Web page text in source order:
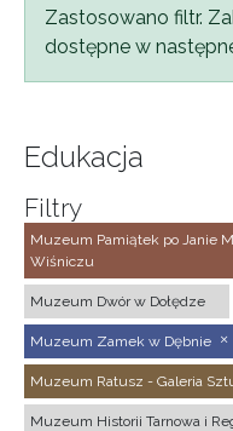
Komunikat
Zastosowano filtr.
dostępne w
Edukacja
Filtry
Muzeum Pamiątek po Janie
Wiśniczu
Muzeum Dwór w Dołędze
Muzeum Zamek w Dębnie
Muzeum Ratusz - Galeria
Muzeum Historii Tarnowa i